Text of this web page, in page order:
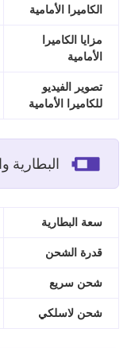
الكاميرا الأمامية
مزايا الكاميرا
الأمامية
تصوير الفيديو
للكاميرا الأمامية
البطارية
سعة البطارية
قدرة الشحن
شحن سريع
شحن لاسلكي